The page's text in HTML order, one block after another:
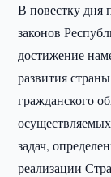
В повестку дня
законов
достижение
развития
гражданского
задач,
реализации